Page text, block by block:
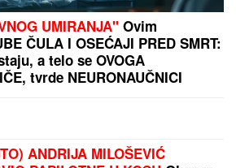
Amerikanac nasred ulice
pa pobegao od meštana!